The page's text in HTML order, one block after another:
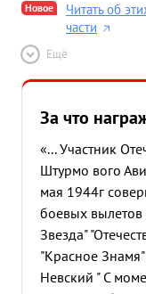
Новое
Читать об
части
Ещё
За что
«... Участник
Штурмо вого
мая 1944г
боевых
Звезда"
"Красное
Невский " С